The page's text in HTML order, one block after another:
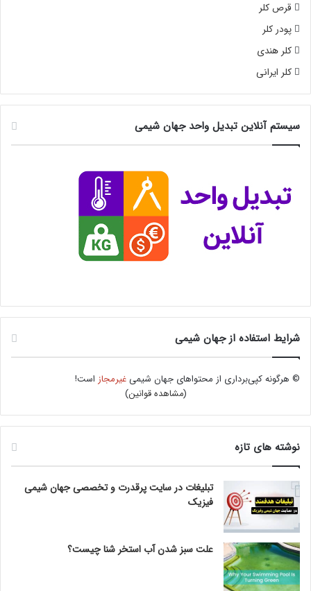
قرص کلر
پودر کلر
کلر هندی
کلر ایرانی
سیستم آنلاین تبدیل واحد جهان شیمی
شرایط استفاده از جهان شیمی
© هرگونه کپی‌برداری از محتواهای جهان شیمیغیرمجاز است!
(مشاهده قوانین)
نوشته های تازه
تبلیغات در سایت پرقدرت و تخصصی جهان شیمی
فیزیک
علت سبز شدن آب استخر شنا چیست؟